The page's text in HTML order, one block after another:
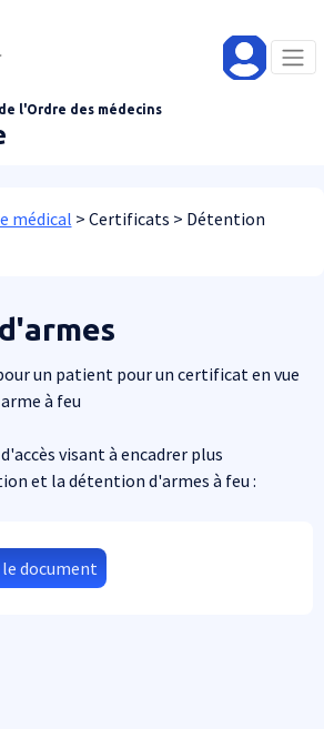
l'Ordre des médecins
médical Certificats
Détention
un patient pour un certificat en vue
à feu
visant à encadrer plus
et la détention d'armes à feu :
document